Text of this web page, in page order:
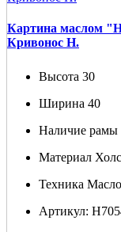
Картина маслом
Кривонос Н.
Высота 30
Ширина 40
Наличие рамы
Материал
Техника Масло
Артикул: